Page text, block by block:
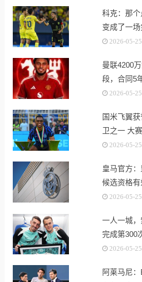
科克：那
变成了一
2026-05-25
曼联4200
段，合同5
红魔
2026-05-25
国米飞翼
卫之一 大
奇2026-05-25
皇马官方
候选资格有
2026-05-25
一人一城
完成第300
2026-05-25
阿莱马尼